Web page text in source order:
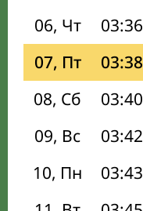
06, Чт
03:36
07, Пт
03:38
08, Сб
03:40
09, Вс
03:42
10, Пн
03:43